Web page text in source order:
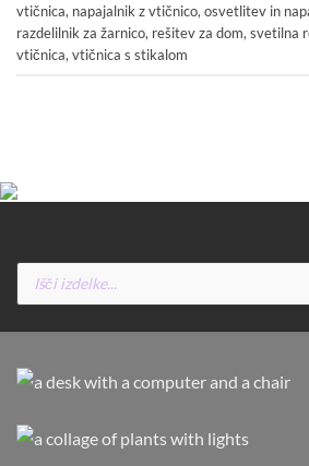
vtičnica, napajalnik z vtičnico,osvetlitev in
razdelilnik za žarnico, rešitev za dom,svetilna
vtičnica,vtičnica s stikalom
Products
search